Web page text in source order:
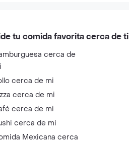
tu comida favorita cerca de ti
cerca de
cerca de mi
cerca de mi
cerca de mi
cerca de mi
Mexicana cerca